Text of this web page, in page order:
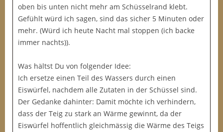
oben bis unten nicht mehr am Schüsselrand klebt.
Gefühlt würd ich sagen, sind das sicher 5 Minuten oder
mehr. (Würd ich heute Nacht mal stoppen (ich backe
immer nachts)).
Was hältst Du von folgender Idee:
Ich ersetze einen Teil des Wassers durch einen
Eiswürfel, nachdem alle Zutaten in der Schüssel sind.
Der Gedanke dahinter: Damit möchte ich verhindern,
dass der Teig zu stark an Wärme gewinnt, da der
Eiswürfel hoffentlich gleichmässig die Wärme des Teigs